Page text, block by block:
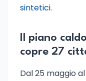
sintetici.
Il piano
copre 27
Dal 25 maggio